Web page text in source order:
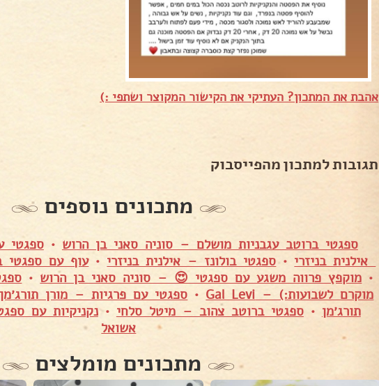
אהבת את המתכון? העתיקי את הקישור המקוצר ושתפי :)
תגובות למתכון מהפייסבוק
מתכונים נוספים
ספגטי ברוטב עגבניות מושלם – סוניה סאני בן הרוש •ספגטי
אילנית בניזרי •ספגטי בולונז – אילנית בניזרי •עוף עם ספגטי
• מוקפץ פרווה משגע עם ספגטי 😍 – סוניה סאני בן הרוש •
מוקרם לשבועות:) – Gal Levi
• ספגטי עם פרגיות – מורן תורג׳מן
תורג׳מן •ספגטי ברוטב צהוב – מיטל סלחי •נקניקיות עם
אשואל
מתכונים מומלצים